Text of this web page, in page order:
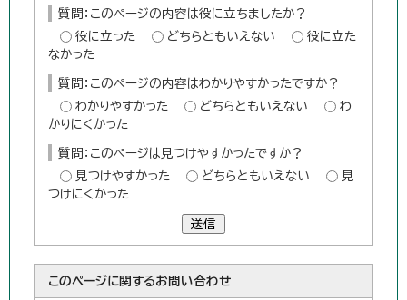
質問：このページの内容は役に立ちましたか？
役に立った
どちらともいえない
役に立た
なかった
質問：このページの内容はわかりやすかったですか？
わかりやすかった
どちらともいえない
わ
かりにくかった
質問：このページは見つけやすかったですか？
見つけやすかった
どちらともいえない
見
つけにくかった
送信
このページに関するお問い合わせ